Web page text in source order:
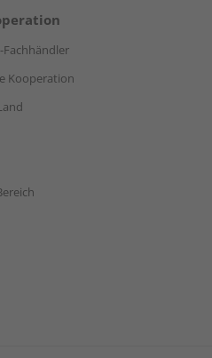
Kooperation